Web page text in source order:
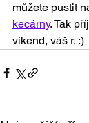
můžete pustit
kecárny. Tak
víkend, váš r. :)